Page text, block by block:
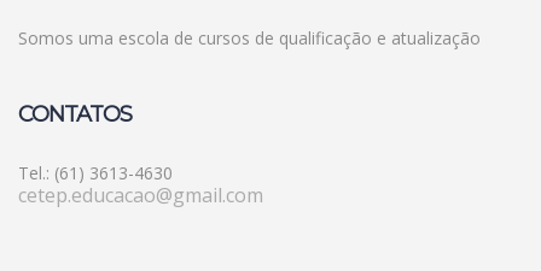
Somos uma escola de cursos de qualificação e atualização
CONTATOS
Tel.: (61) 3613-4630
cetep.educacao@gmail.com